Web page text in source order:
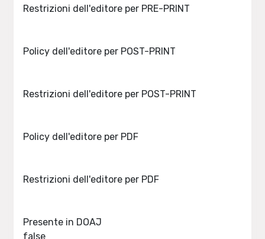
Restrizioni dell'editore per PRE-PRINT
Policy dell'editore per POST-PRINT
Restrizioni dell'editore per POST-PRINT
Policy dell'editore per PDF
Restrizioni dell'editore per PDF
Presente in DOAJ